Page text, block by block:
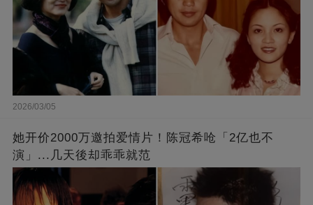
2026/03/05
她开价2000万邀拍爱情片！陈冠希呛「2亿也不
演」...几天後却乖乖就范